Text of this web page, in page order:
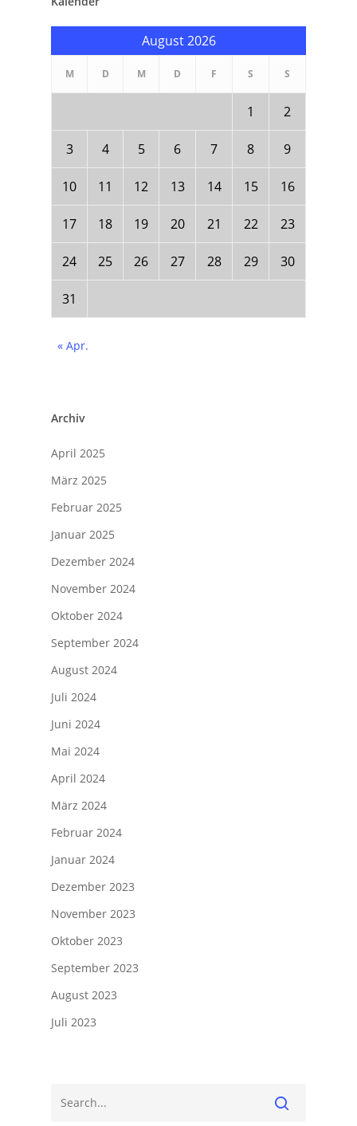
August 2026
M D M D F S S
1 2
3 4 5 6 7 8 9
10 11 12 13 14 15 16
17 18 19 20 21 22 23
24 25 26 27 28 29 30
31
« Apr.
Archiv
April 2025
März 2025
Februar 2025
Januar 2025
Dezember 2024
November 2024
Oktober 2024
September 2024
August 2024
Juli 2024
Juni 2024
Mai 2024
April 2024
März 2024
Februar 2024
Januar 2024
Dezember 2023
November 2023
Oktober 2023
September 2023
August 2023
Juli 2023